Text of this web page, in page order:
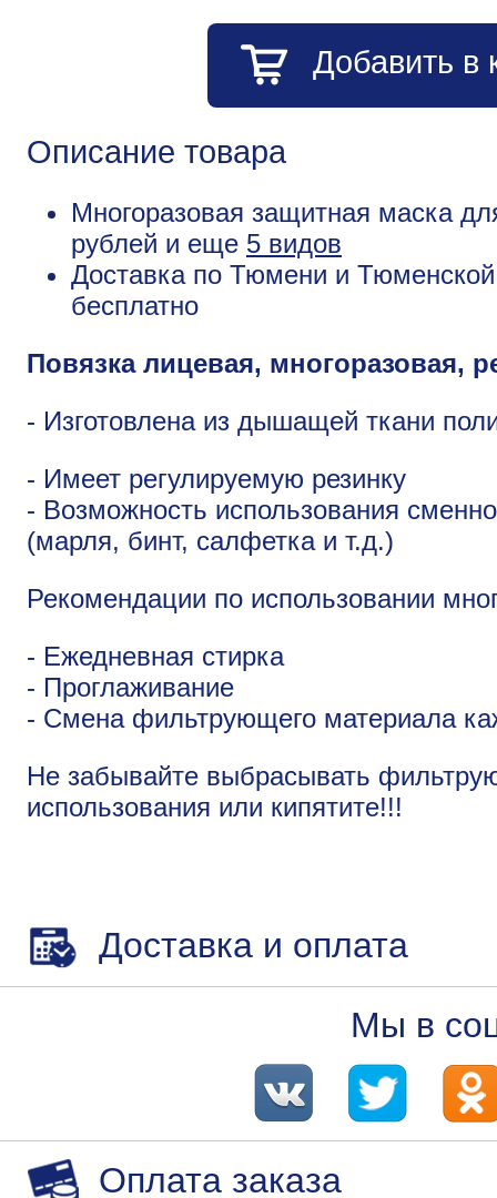
Добавить в
Описание товара
Многоразовая защитная маска
рублей и еще 5 видов
Доставка по Тюмени и
бесплатно
Повязка лицевая, многоразовая,
- Изготовлена из дышащей ткани
- Имеет регулируемую резинку
- Возможность использования
(марля, бинт, салфетка и т.д.)
Рекомендации по использовании
- Ежедневная стирка
- Проглаживание
- Смена фильтрующего материала
Не забывайте выбрасывать
использования или кипятите!!!
Доставка и оплата
Мы в
Оплата заказа